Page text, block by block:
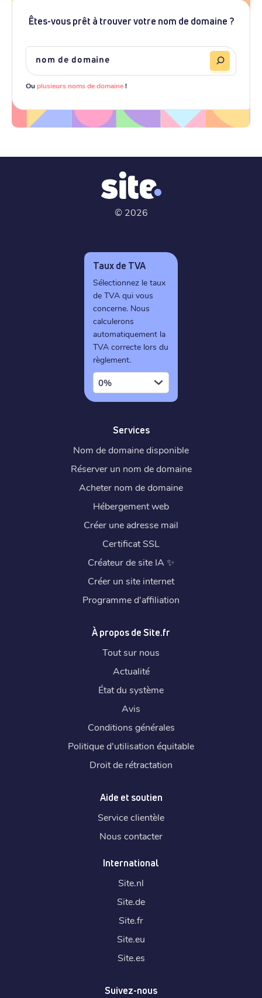
Êtes-vous prêt à trouver votre nom de domaine ?
Ouplusieurs noms de domaine!
© 2026
Taux de TVA
Sélectionnez le taux
de TVA qui vous
concerne. Nous
calculerons
automatiquement la
TVA correcte lors du
règlement.
0%
Services
Nom de domaine disponible
Réserver un nom de domaine
Acheter nom de domaine
Hébergement web
Créer une adresse mail
Certificat SSL
Créateur de site IA ✨
Créer un site internet
Programme d'affiliation
À propos de Site.fr
Tout sur nous
Actualité
État du système
Avis
Conditions générales
Politique d'utilisation équitable
Droit de rétractation
Aide et soutien
Service clientèle
Nous contacter
International
Site.nl
Site.de
Site.fr
Site.eu
Site.es
Suivez-nous